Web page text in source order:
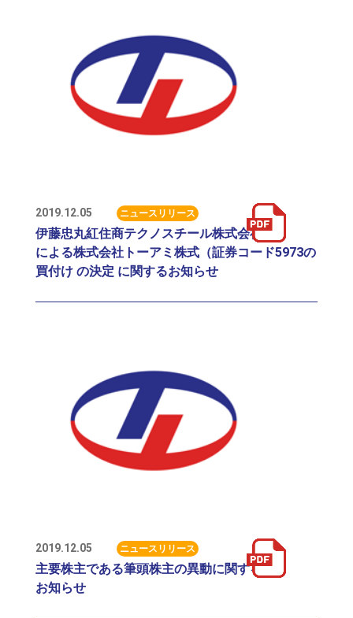
2019.12.05 ニュースリリース
伊藤忠丸紅住商テクノスチール株式会社
による株式会社トーアミ株式（証券コード5973の
買付け の決定 に関するお知らせ
2019.12.05 ニュースリリース
主要株主である筆頭株主の異動に関する
お知らせ